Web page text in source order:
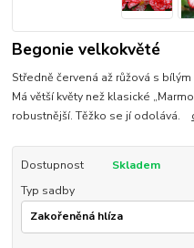
Begonie velkokvěté
Středně červená až růžová s
Má větší květy než klasické
robustnější. Těžko se jí odolává.
Dostupnost
Skladem
Typ sadby